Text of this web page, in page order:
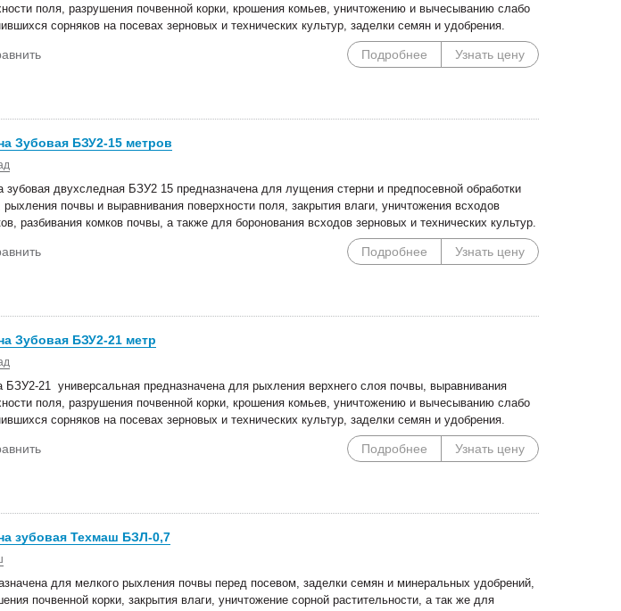
поля, разрушения почвенной корки, крошения комьев, уничтожению и вычесыванию слабо
сорняков на посевах зерновых и технических культур, заделки семян и удобрения.
Подробнее Узнать цену
Зубовая БЗУ2-15 метров
зубовая двухследная БЗУ2 15 предназначена для лущения стерни и предпосевной обработки
рыхления почвы и выравнивания поверхности поля, закрытия влаги, уничтожения всходов
разбивания комков почвы, а также для боронования всходов зерновых и технических культур.
Подробнее Узнать цену
Зубовая БЗУ2-21 метр
БЗУ2-21 универсальная предназначена для рыхления верхнего слоя почвы, выравнивания
поля, разрушения почвенной корки, крошения комьев, уничтожению и вычесыванию слабо
сорняков на посевах зерновых и технических культур, заделки семян и удобрения.
Подробнее Узнать цену
зубовая Техмаш БЗЛ-0,7
для мелкого рыхления почвы перед посевом, заделки семян и минеральных удобрений,
почвенной корки, закрытия влаги, уничтожение сорной растительности, а так же для